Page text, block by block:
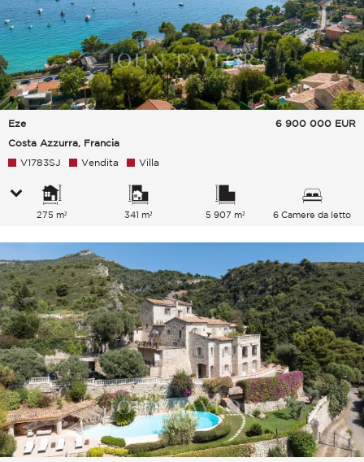
Eze
Costa Azzurra, Francia
6 900 000 EUR
V1783SJ Vendita Villa
275 m² 341 m² 5 907 m² 6 Camere da letto